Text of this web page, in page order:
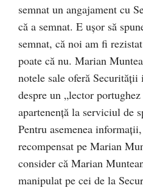
semnat un angajament cu
că a semnat. E ușor să
semnat, că noi am fi
poate că nu. Marian
notele sale oferă
despre un „lector
apartenență la serviciul de
Pentru asemenea
recompensat pe Marian
consider că Marian
manipulat pe cei de la